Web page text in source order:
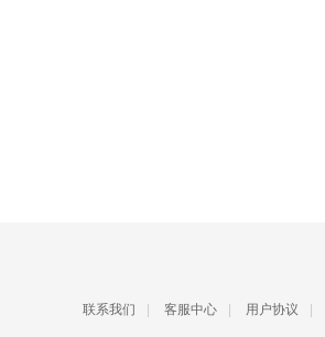
联系我们 客服中心 用户协议